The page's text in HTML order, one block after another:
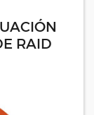
RAID